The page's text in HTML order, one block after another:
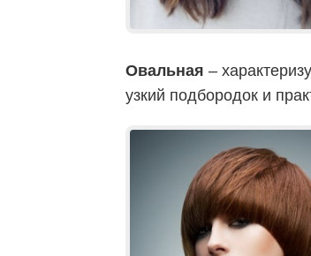
Овальная –
узкий подбородок и